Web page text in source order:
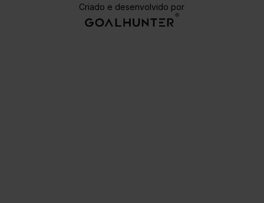
Criado e desenvolvido por